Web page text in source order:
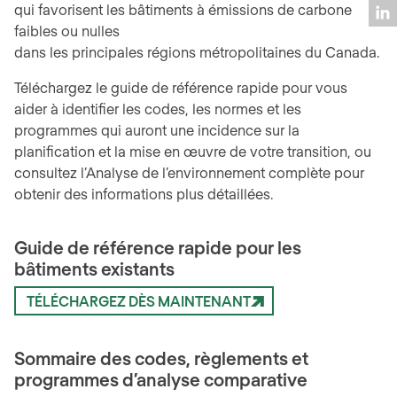
qui favorisent les bâtiments à émissions de carbone
faibles ou nulles
dans les principales régions métropolitaines du Canada.
Téléchargez le guide de référence rapide pour vous
aider à identifier les codes, les normes et les
programmes qui auront une incidence sur la
planification et la mise en œuvre de votre transition, ou
consultez l’Analyse de l’environnement complète pour
obtenir des informations plus détaillées.
Guide de référence rapide pour les
bâtiments existants
TÉLÉCHARGEZ DÈS MAINTENANT
Sommaire des codes, règlements et
programmes d’analyse comparative